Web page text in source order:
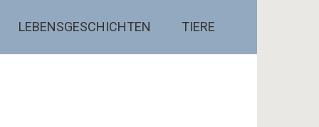
LEBENSGESCHICHTEN TIERE